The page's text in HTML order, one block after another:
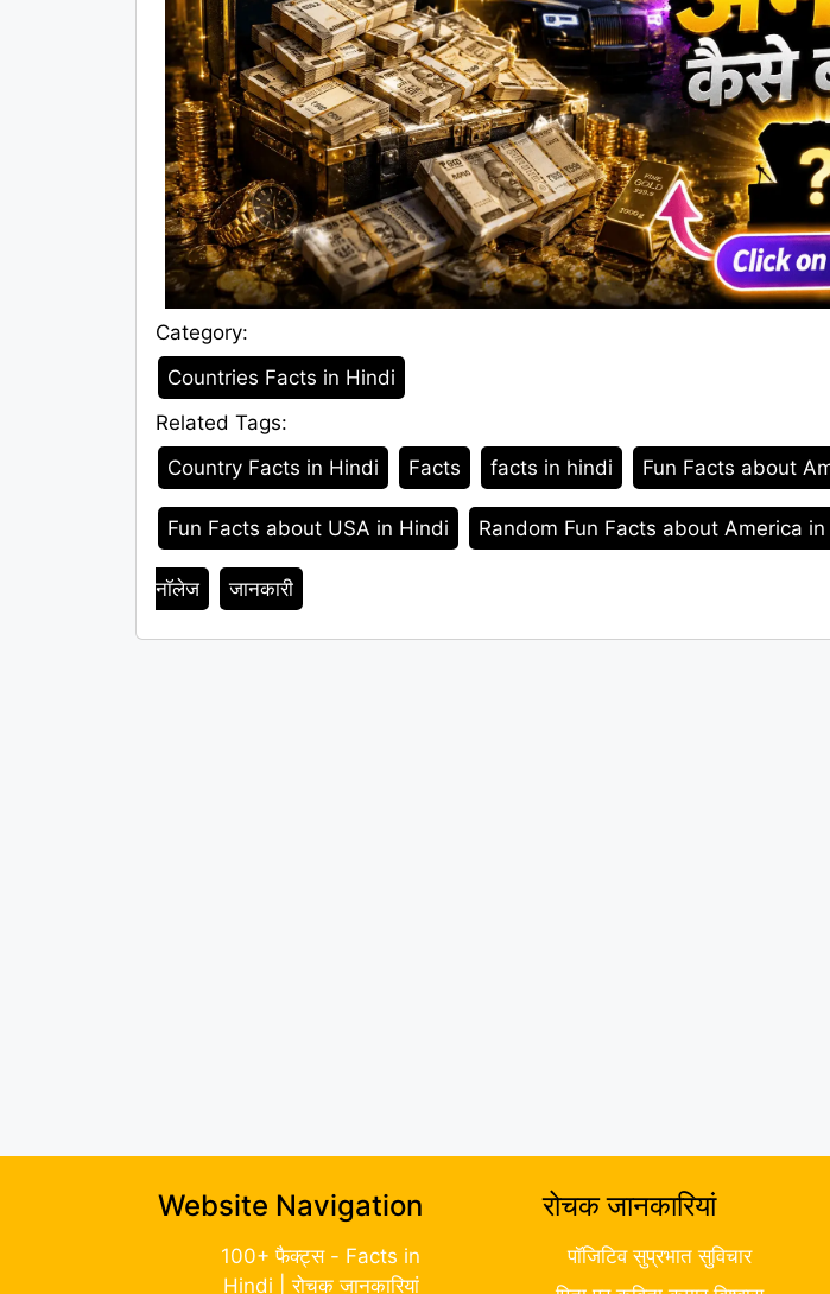
Category:
Category
Countries Facts in Hindi
Related Tags:
Tags
Country Facts in Hindi Facts facts in hindi Fun Facts about
Fun Facts about USA in Hindi Random Fun Facts about America
नॉलेज जानकारी
Website Navigation
100+ फैक्ट्स - Facts in
Hindi | रोचक जानकारियां
रोचक जानकारियां
पॉजिटिव सुप्रभात सुविचार